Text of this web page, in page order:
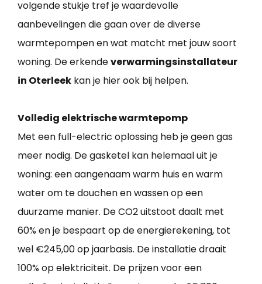
volgende stukje tref je waardevolle
aanbevelingen die gaan over de diverse
warmtepompen en wat matcht met jouw soort
woning. De erkendeverwarmingsinstallateur
in Oterleek kan je hier ook bij helpen.
Volledig elektrische warmtepomp
Met een full-electric oplossing heb je geen gas
meer nodig. De gasketel kan helemaal uit je
woning: een aangenaam warm huis en warm
water om te douchen en wassen op een
duurzame manier. De CO2 uitstoot daalt met
60% en je bespaart op de energierekening, tot
wel €245,00 op jaarbasis. De installatie draait
100% op elektriciteit. De prijzen voor een